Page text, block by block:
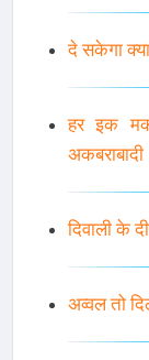
दे सकेगा
हर इक
अकबराबादी
दिवाली के
अव्वल तो